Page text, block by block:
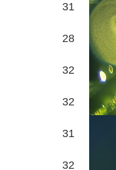
31
28
32
32
31
32